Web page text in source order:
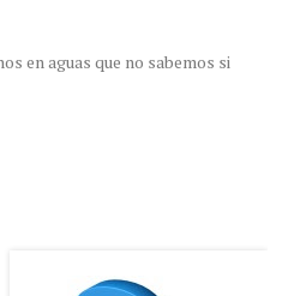
en aguas que no sabemos si